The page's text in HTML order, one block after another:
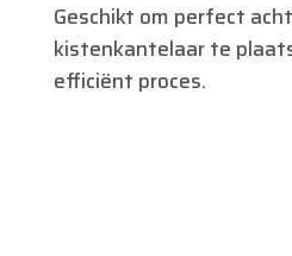
Geschikt om perfect
kistenkantelaar te
efficiënt proces.